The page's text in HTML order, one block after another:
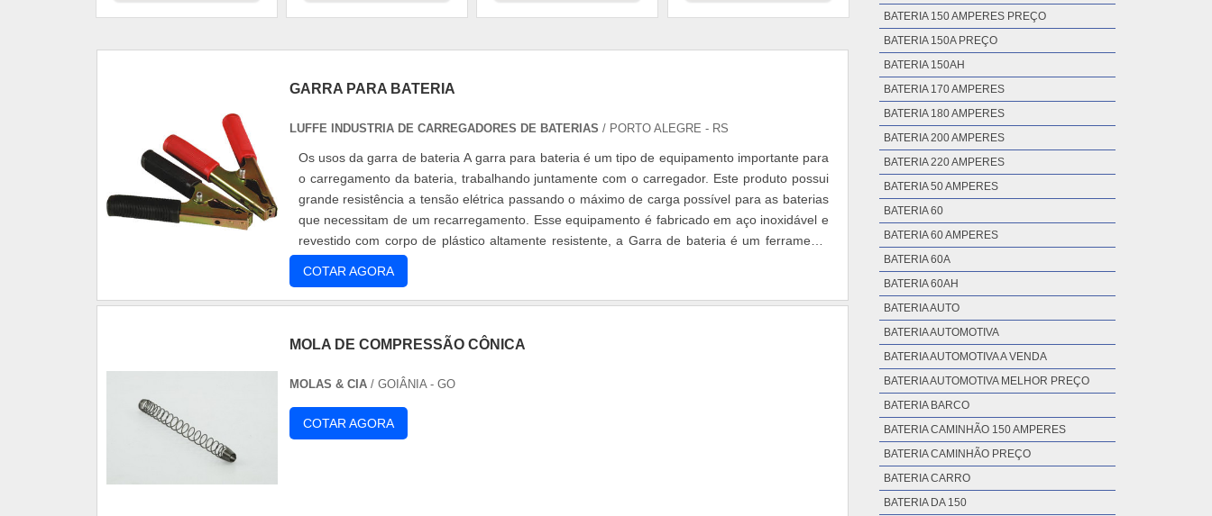
GARRA PARA BATERIA
LUFFE INDUSTRIA DE CARREGADORES DE BATERIAS / PORTO ALEGRE - RS
Os usos da garra de bateria A garra para bateria é um tipo de equipamento importante para
o carregamento da bateria, trabalhando juntamente com o carregador. Este produto possui
grande resistência a tensão elétrica passando o máximo de carga possível para as baterias
que necessitam de um recarregamento. Esse equipamento é fabricado em aço inoxidável e
revestido com corpo de plástico altamente resistente, a Garra de bateria é um ferramenta
COTAR AGORA
MOLA DE COMPRESSÃO CÔNICA
MOLAS & CIA / GOIÂNIA - GO
COTAR AGORA
BATERIA 150 AMPERES PREÇO
BATERIA 150A PREÇO
BATERIA 150AH
BATERIA 170 AMPERES
BATERIA 180 AMPERES
BATERIA 200 AMPERES
BATERIA 220 AMPERES
BATERIA 50 AMPERES
BATERIA 60
BATERIA 60 AMPERES
BATERIA 60A
BATERIA 60AH
BATERIA AUTO
BATERIA AUTOMOTIVA
BATERIA AUTOMOTIVA A VENDA
BATERIA AUTOMOTIVA MELHOR PREÇO
BATERIA BARCO
BATERIA CAMINHÃO 150 AMPERES
BATERIA CAMINHÃO PREÇO
BATERIA CARRO
BATERIA DA 150